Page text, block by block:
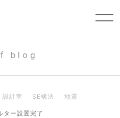
blog
計室 SE構法 地震
ター設置完了